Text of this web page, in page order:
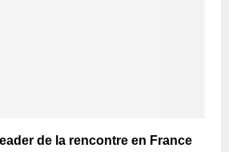
de la rencontre en France